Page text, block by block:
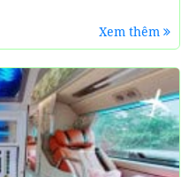
Xem thêm